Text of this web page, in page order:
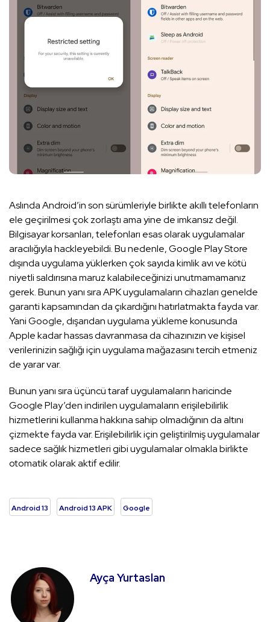
Aslında Android’in son sürümleriyle birlikte akıllı telefonların
ele geçirilmesi çok zorlaştı ama yine de imkansız değil.
Bilgisayar korsanları, telefonları esas olarak uygulamalar
aracılığıyla hackleyebildi. Bu nedenle, Google Play Store
dışında uygulama yüklerken çok sayıda kimlik avı ve kötü
niyetli saldırısına maruz kalabileceğinizi unutmamamanız
gerek. Bunun yanı sıra APK uygulamaların cihazları genelde
garanti kapsamından da çıkardığını hatırlatmakta fayda var.
Yani Google, dışarıdan uygulama yükleme konusunda
Apple kadar hassas davranmasa da cihazınızın ve kişisel
verilerinizin sağlığı için uygulama mağazasını tercih etmeniz
de yarar var.
Bunun yanı sıra üçüncü taraf uygulamaların haricinde
Google Play’den indirilen uygulamaların erişilebilirlik
hizmetlerini kullanma hakkına sahip olmadığının da altını
çizmekte fayda var. Erişilebilirlik için geliştirilmiş uygulamalar
sadece sağlık hizmetleri gibi uygulamalar olmakla birlikte
otomatik olarak aktif edilir.
Android 13 Android 13 APK Google
Ayça Yurtaslan